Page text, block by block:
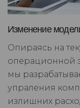
Изменение
Опираясь на
операционной
мы
упраления
излишних